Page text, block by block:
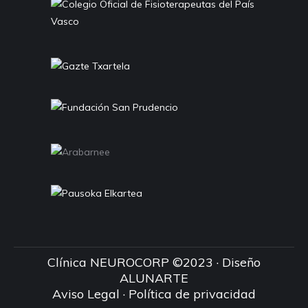
new
Clínica NEUROCORP ©2023 · Diseño
ALUNARTE
Aviso Legal · Política de privacidad